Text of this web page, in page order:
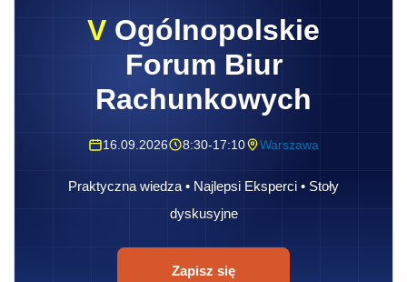
V Ogólnopolskie
Forum Biur
Rachunkowych
16.09.2026 8:30-17:10 Warszawa
Praktyczna wiedza • Najlepsi Eksperci • Stoły
dyskusyjne
Zapisz się